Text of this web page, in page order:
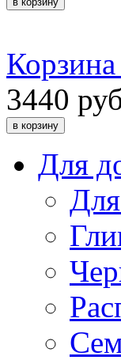
3440
Для